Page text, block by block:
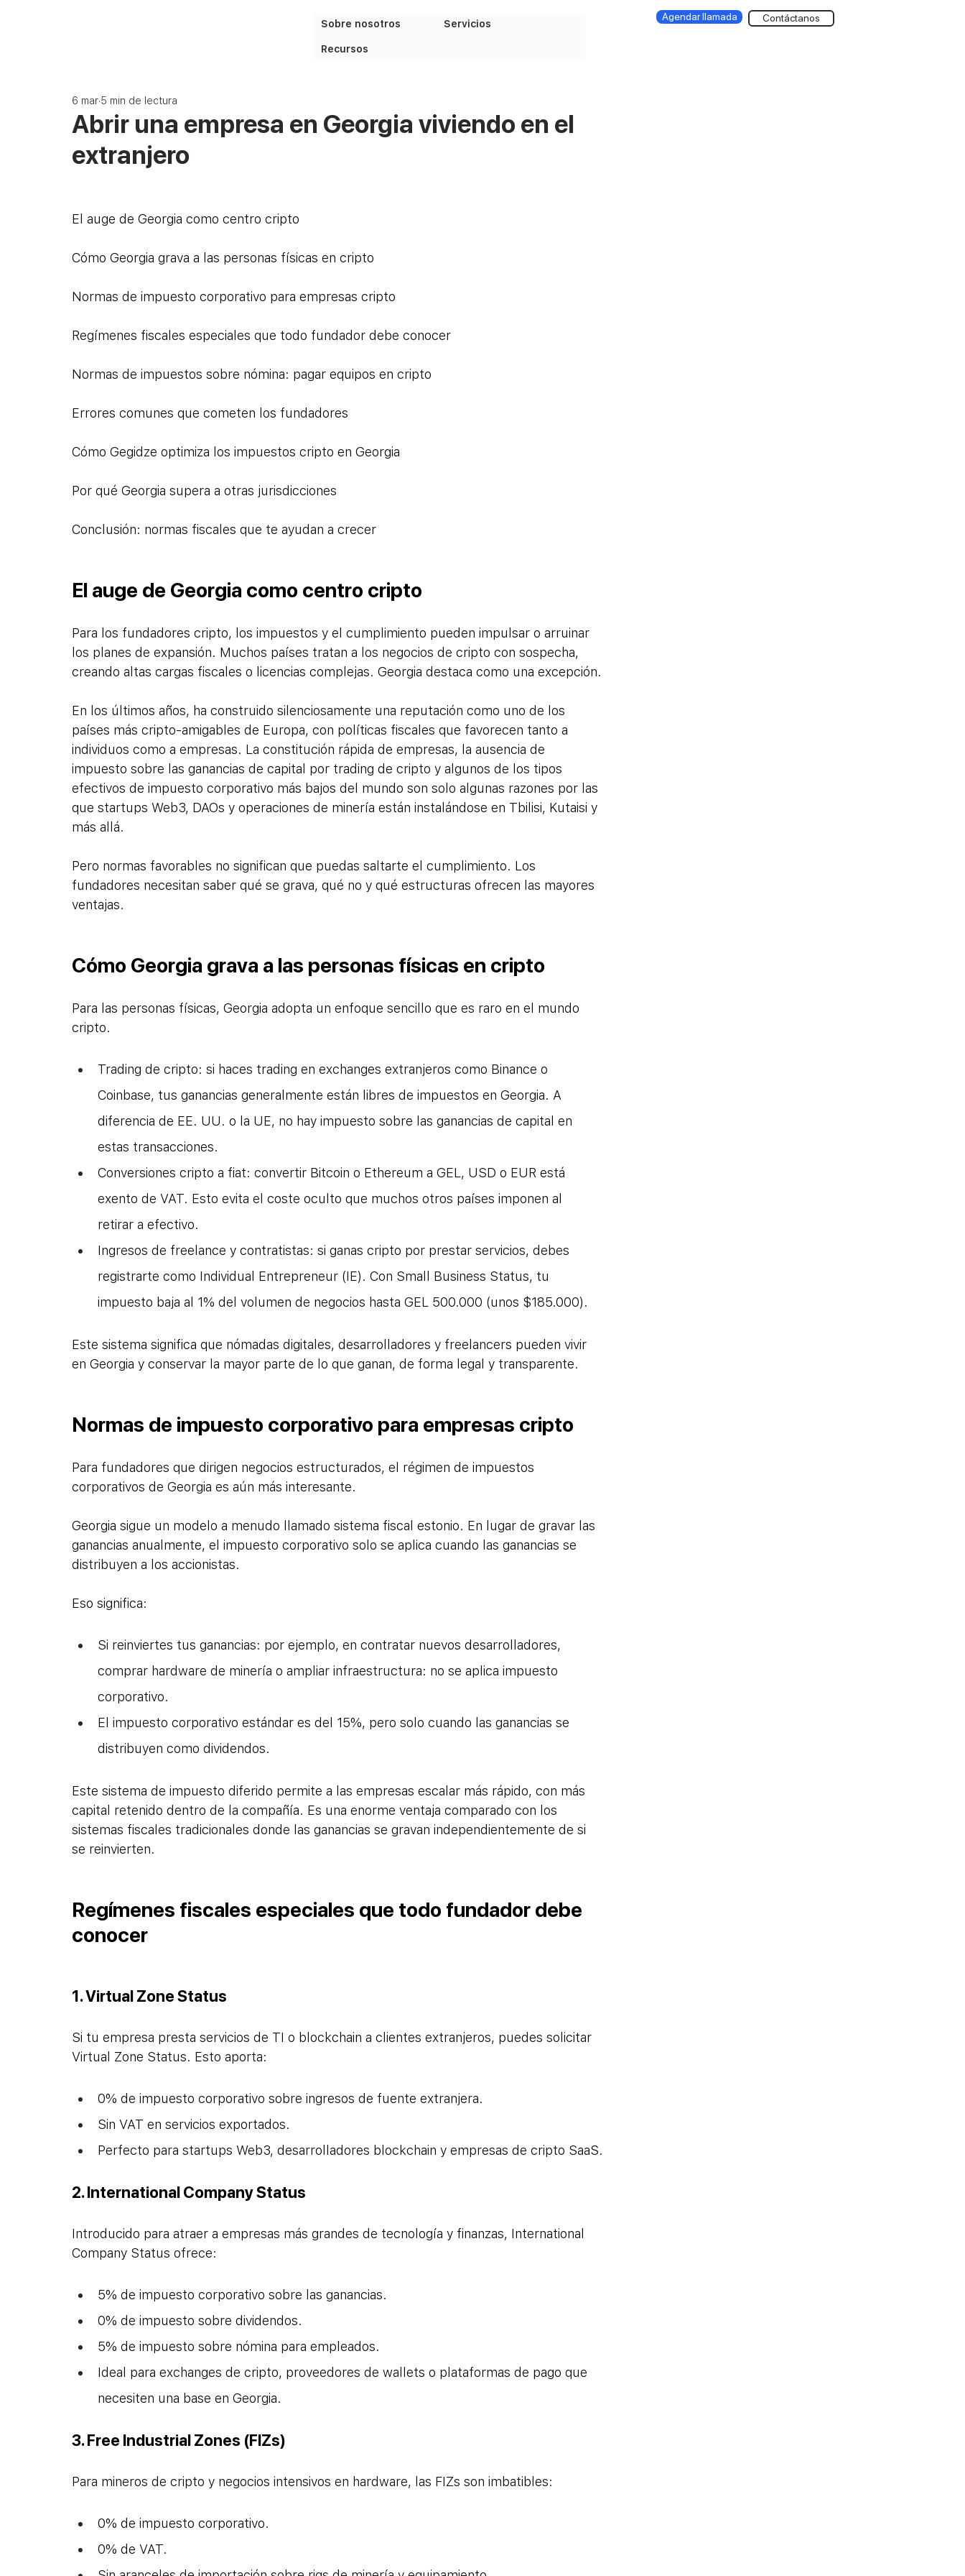
Sobre nosotros Servicios
Recursos
Agendar llamada Contáctanos
Abrir una empresa en Georgia viviendo en el
extranjero
6 mar 5 min de lectura
El auge de Georgia como centro cripto
Cómo Georgia grava a las personas físicas en cripto
Normas de impuesto corporativo para empresas cripto
Regímenes fiscales especiales que todo fundador debe conocer
Normas de impuestos sobre nómina: pagar equipos en cripto
Errores comunes que cometen los fundadores
Cómo Gegidze optimiza los impuestos cripto en Georgia
Por qué Georgia supera a otras jurisdicciones
Conclusión: normas fiscales que te ayudan a crecer
El auge de Georgia como centro cripto
Para los fundadores cripto, los impuestos y el cumplimiento pueden impulsar o arruinar
los planes de expansión. Muchos países tratan a los negocios de cripto con sospecha,
creando altas cargas fiscales o licencias complejas. Georgia destaca como una excepción.
En los últimos años, ha construido silenciosamente una reputación como uno de los
países más cripto-amigables de Europa, con políticas fiscales que favorecen tanto a
individuos como a empresas. La constitución rápida de empresas, la ausencia de
impuesto sobre las ganancias de capital por trading de cripto y algunos de los tipos
efectivos de impuesto corporativo más bajos del mundo son solo algunas razones por las
que startups Web3, DAOs y operaciones de minería están instalándose en Tbilisi, Kutaisi y
más allá.
Pero normas favorables no significan que puedas saltarte el cumplimiento. Los
fundadores necesitan saber qué se grava, qué no y qué estructuras ofrecen las mayores
ventajas.
Cómo Georgia grava a las personas físicas en cripto
Para las personas físicas, Georgia adopta un enfoque sencillo que es raro en el mundo
cripto.
Trading de cripto: si haces trading en exchanges extranjeros como Binance o
Coinbase, tus ganancias generalmente están libres de impuestos en Georgia. A
diferencia de EE. UU. o la UE, no hay impuesto sobre las ganancias de capital en
estas transacciones.
Conversiones cripto a fiat: convertir Bitcoin o Ethereum a GEL, USD o EUR está
exento de VAT. Esto evita el coste oculto que muchos otros países imponen al
retirar a efectivo.
Ingresos de freelance y contratistas: si ganas cripto por prestar servicios, debes
registrarte como Individual Entrepreneur (IE). Con Small Business Status, tu
impuesto baja al 1% del volumen de negocios hasta GEL 500.000 (unos $185.000).
Este sistema significa que nómadas digitales, desarrolladores y freelancers pueden vivir
en Georgia y conservar la mayor parte de lo que ganan, de forma legal y transparente.
Normas de impuesto corporativo para empresas cripto
Para fundadores que dirigen negocios estructurados, el régimen de impuestos
corporativos de Georgia es aún más interesante.
Georgia sigue un modelo a menudo llamado sistema fiscal estonio. En lugar de gravar las
ganancias anualmente, el impuesto corporativo solo se aplica cuando las ganancias se
distribuyen a los accionistas.
Eso significa:
Si reinviertes tus ganancias: por ejemplo, en contratar nuevos desarrolladores,
comprar hardware de minería o ampliar infraestructura: no se aplica impuesto
corporativo.
El impuesto corporativo estándar es del 15%, pero solo cuando las ganancias se
distribuyen como dividendos.
Este sistema de impuesto diferido permite a las empresas escalar más rápido, con más
capital retenido dentro de la compañía. Es una enorme ventaja comparado con los
sistemas fiscales tradicionales donde las ganancias se gravan independientemente de si
se reinvierten.
Regímenes fiscales especiales que todo fundador debe
conocer
1. Virtual Zone Status
Si tu empresa presta servicios de TI o blockchain a clientes extranjeros, puedes solicitar
Virtual Zone Status. Esto aporta:
0% de impuesto corporativo sobre ingresos de fuente extranjera.
Sin VAT en servicios exportados.
Perfecto para startups Web3, desarrolladores blockchain y empresas de cripto SaaS.
2. International Company Status
Introducido para atraer a empresas más grandes de tecnología y finanzas, International
Company Status ofrece:
5% de impuesto corporativo sobre las ganancias.
0% de impuesto sobre dividendos.
5% de impuesto sobre nómina para empleados.
Ideal para exchanges de cripto, proveedores de wallets o plataformas de pago que
necesiten una base en Georgia.
3. Free Industrial Zones (FIZs)
Para mineros de cripto y negocios intensivos en hardware, las FIZs son imbatibles:
0% de impuesto corporativo.
0% de VAT.